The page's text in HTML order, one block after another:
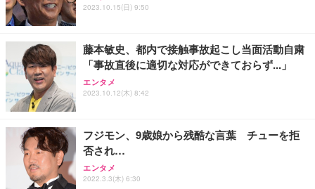
能 人間工学 椅子 腰サポート 90度跳ね上げ式アーム
務用 おしゃれ パソコンチェア (ブラック)
Sezlife オフィスチェア デスクチェア 疲れない テレ
ワーク チェア 強化バックレスト 30度ロッキング機
能 人間工学 椅子 腰サポート 90度跳ね上げ式アーム
務用 おしゃれ パソコンチェア (ホワイト)
ANDWINT オフィスチェア デスクチェア 肘なし メ
ッシュ 通気性 ランバーサポート付き 腰サポート ガ
ス圧無段階昇降 360度回転 キャスター付き コンパク
フック付き（CFI-ZDM1J）
【整備済み品】Dell E2724HS 27インチ 液晶モニタ
ー フルHD（1920×1080）VA 非光沢 HDMI/DisplayP
ort/VGA スピーカー内蔵 高さ調整 スイベル VESA対
【MiniLED/24.5inch/280Hz/FHD】GRAPHT THE S
HOOTER Gaming Monitor 24” Essential ゲーミン
グモニター QD 24.5インチ 1ms FHD 量子ドット 残
り 単品
Smart Basic(スマートベーシック) 【Amazon.co.jp
限定】 Smart Basic アイリスオーヤマ ペットシーツ
超厚型 お徳用 ワイド 100枚入 (x 1) (ケース販売)
アイリスオーヤマ ペットシーツ 超厚型 お徳用 レギ
ュラー 200枚入【Amazon.co.jp限定】
2023.10.15(日) 9:50
藤本敏史、都内で接触事故起こし当面活動自粛
「事故直後に適切な対応ができておらず...」
エンタメ
2023.10.12(木) 8:42
フジモン、9歳娘から残酷な言葉 チューを拒
否され…
エンタメ
2022.3.3(木) 6:30